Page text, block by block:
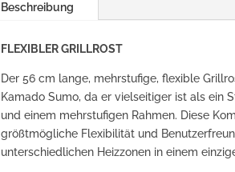
Beschreibung
FLEXIBLER GRILLROST
Der 56 cm lange, mehrstufige, flexible
Kamado Sumo, da er vielseitiger ist als ein
und einem mehrstufigen Rahmen. Diese
größtmögliche Flexibilität und
unterschiedlichen Heizzonen in einem